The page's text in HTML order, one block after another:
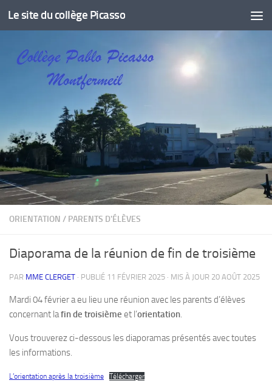
Skip to content
Le site du collège Picasso
ORIENTATION / PARENTS D'ÉLÈVES
Diaporama de la réunion de fin de troisième
PAR MME CLERGET · PUBLIÉ 11 FÉVRIER 2025 · MIS À JOUR 20 AOÛT 2025
Mardi 04 février a eu lieu une réunion avec les parents d’élèves
concernant lafin de troisième et l’orientation.
Vous trouverez ci-dessous les diaporamas présentés avec toutes
les informations.
L’orientation après la troisième
Télécharger